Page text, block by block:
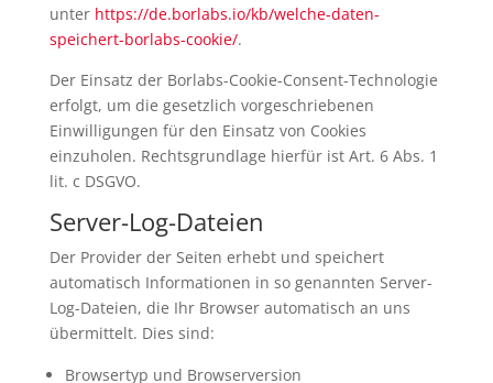
unter https://de.borlabs.io/kb/welche-daten-
speichert-borlabs-cookie/.
Der Einsatz der Borlabs-Cookie-Consent-Technologie
erfolgt, um die gesetzlich vorgeschriebenen
Einwilligungen für den Einsatz von Cookies
einzuholen. Rechtsgrundlage hierfür ist Art. 6 Abs. 1
lit. c DSGVO.
Server-Log-Dateien
Der Provider der Seiten erhebt und speichert
automatisch Informationen in so genannten Server-
Log-Dateien, die Ihr Browser automatisch an uns
übermittelt. Dies sind:
Browsertyp und Browserversion